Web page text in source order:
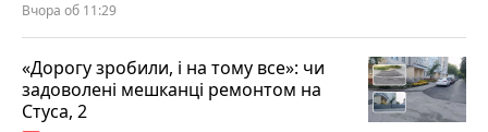
Вчора об 11:29
«Дорогу зробили, і на тому все»: чи
задоволені мешканці ремонтом на
Стуса, 2